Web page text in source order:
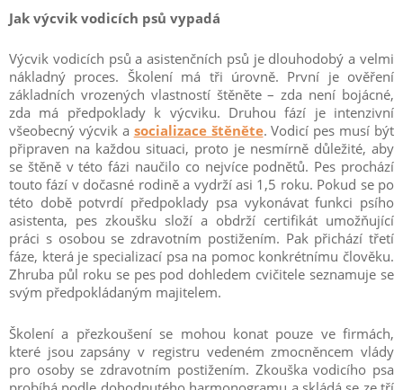
Jak výcvik vodicích psů vypadá
Výcvik vodicích psů a asistenčních psů je dlouhodobý a velmi
nákladný proces. Školení má tři úrovně. První je ověření
základních vrozených vlastností štěněte – zda není bojácné,
zda má předpoklady k výcviku. Druhou fází je intenzivní
všeobecný výcvik a socializace štěněte. Vodicí pes musí být
připraven na každou situaci, proto je nesmírně důležité, aby
se štěně v této fázi naučilo co nejvíce podnětů. Pes prochází
touto fází v dočasné rodině a vydrží asi 1,5 roku. Pokud se po
této době potvrdí předpoklady psa vykonávat funkci psího
asistenta, pes zkoušku složí a obdrží certifikát umožňující
práci s osobou se zdravotním postižením. Pak přichází třetí
fáze, která je specializací psa na pomoc konkrétnímu člověku.
Zhruba půl roku se pes pod dohledem cvičitele seznamuje se
svým předpokládaným majitelem.
Školení a přezkoušení se mohou konat pouze ve firmách,
které jsou zapsány v registru vedeném zmocněncem vlády
pro osoby se zdravotním postižením. Zkouška vodicího psa